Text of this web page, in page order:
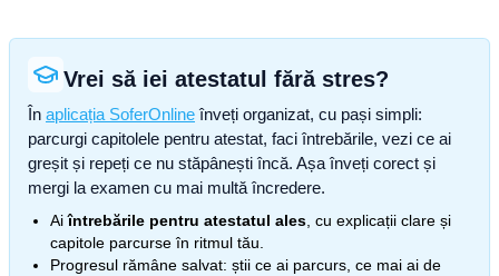
Vrei să iei atestatul fără stres?
În aplicația SoferOnline înveți organizat, cu pași simpli:
parcurgi capitolele pentru atestat, faci întrebările, vezi ce ai
greșit și repeți ce nu stăpânești încă. Așa înveți corect și
mergi la examen cu mai multă încredere.
Aiîntrebările pentru atestatul ales , cu explicații clare și
capitole parcurse în ritmul tău.
Progresul rămâne salvat: știi ce ai parcurs, ce mai ai de